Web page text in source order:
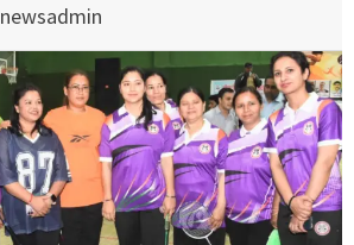
newsadmin